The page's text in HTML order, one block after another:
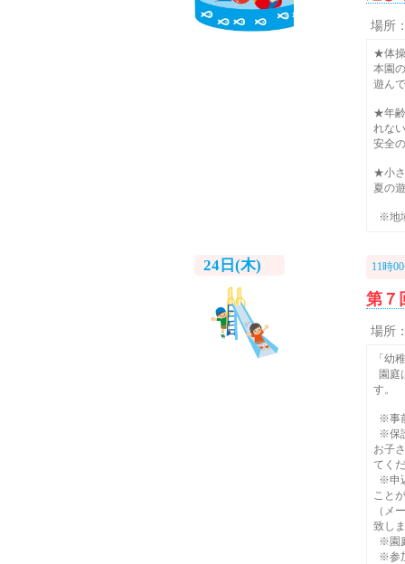
場所
★体操
本園
遊ん
★年齢
れな
安全
★小さ
夏の
※地
24日(木) 11時
第７
場所
「幼
園庭
す。
※事
※保
お子
てく
※申
こと
（メ
致し
※園
※参